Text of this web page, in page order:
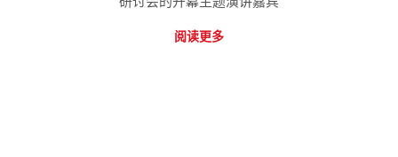
阅读更多